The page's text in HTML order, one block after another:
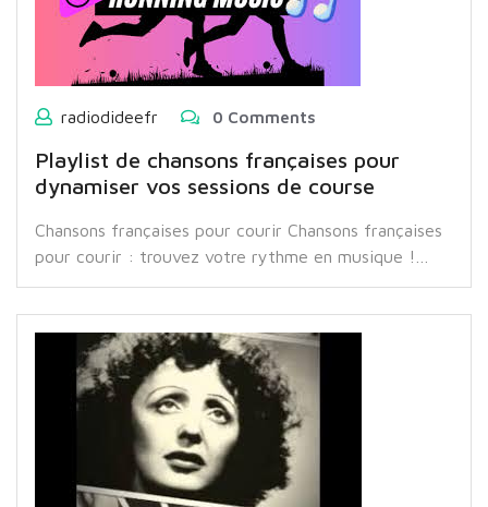
radiodideefr 0 Comments
Playlist de chansons françaises pour
dynamiser vos sessions de course
Chansons françaises pour courir Chansons françaises
pour courir : trouvez votre rythme en musique !…